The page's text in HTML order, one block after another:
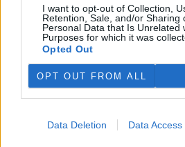
I want to opt-out of Collection,
Retention, Sale, and/or Sharing
Personal Data that Is Unrelated
Purposes for which it was
Opted Out
OPT OUT FROM ALL
Data Deletion Data Access
dehydrataci nebo kolapsu. ČTK to
veterinárních lékařů ČR Kateřina
Do Prahy dorazili jezdci
konferenci o klimatu
Do